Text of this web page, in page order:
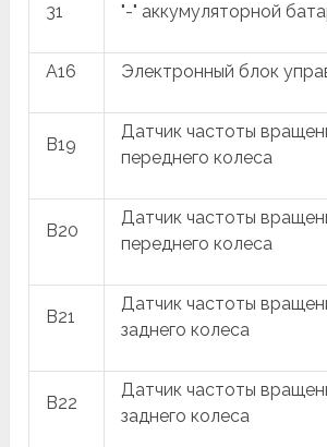
31 "-" аккумуляторной
A16 Электронный блок
B19
Датчик частоты
переднего колеса
B20
Датчик частоты
переднего колеса
B21
Датчик частоты
заднего колеса
B22
Датчик частоты
заднего колеса